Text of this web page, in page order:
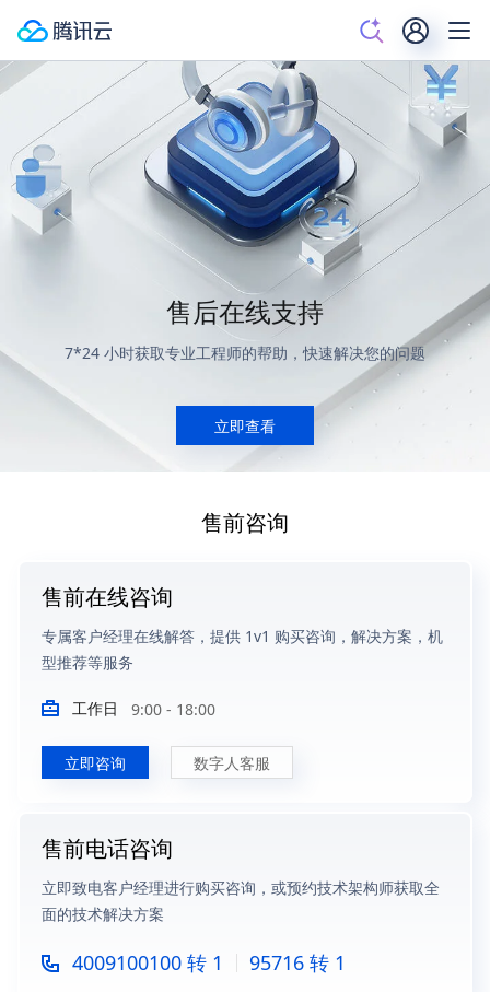
售后在线支持
7*24 小时获取专业工程师的帮助，快速解决您的问题
立即查看
售前咨询
售前在线咨询
专属客户经理在线解答，提供 1v1 购买咨询，解决方案，机
型推荐等服务
工作日 9:00 - 18:00
立即咨询 数字人客服
售前电话咨询
立即致电客户经理进行购买咨询，或预约技术架构师获取全
面的技术解决方案
4009100100 转 1 95716 转 1